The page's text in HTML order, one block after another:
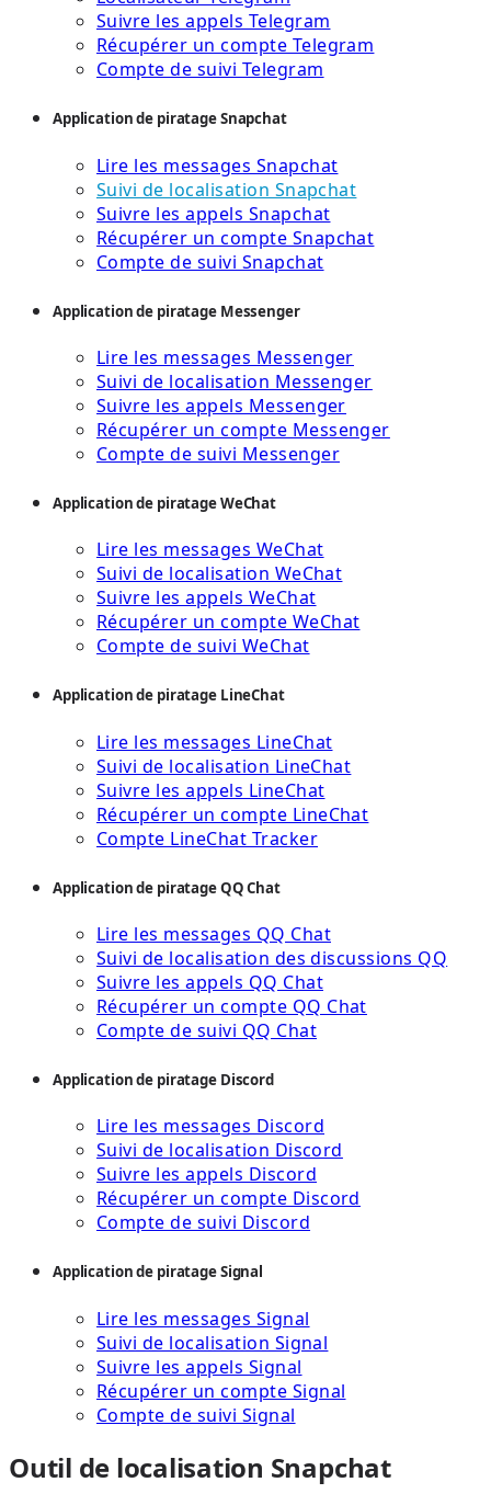
Suivre les appels Telegram
Récupérer un compte Telegram
Compte de suivi Telegram
Application de piratage Snapchat
Lire les messages Snapchat
Suivi de localisation Snapchat
Suivre les appels Snapchat
Récupérer un compte Snapchat
Compte de suivi Snapchat
Application de piratage Messenger
Lire les messages Messenger
Suivi de localisation Messenger
Suivre les appels Messenger
Récupérer un compte Messenger
Compte de suivi Messenger
Application de piratage WeChat
Lire les messages WeChat
Suivi de localisation WeChat
Suivre les appels WeChat
Récupérer un compte WeChat
Compte de suivi WeChat
Application de piratage LineChat
Lire les messages LineChat
Suivi de localisation LineChat
Suivre les appels LineChat
Récupérer un compte LineChat
Compte LineChat Tracker
Application de piratage QQ Chat
Lire les messages QQ Chat
Suivi de localisation des discussions QQ
Suivre les appels QQ Chat
Récupérer un compte QQ Chat
Compte de suivi QQ Chat
Application de piratage Discord
Lire les messages Discord
Suivi de localisation Discord
Suivre les appels Discord
Récupérer un compte Discord
Compte de suivi Discord
Application de piratage Signal
Lire les messages Signal
Suivi de localisation Signal
Suivre les appels Signal
Récupérer un compte Signal
Compte de suivi Signal
Outil de localisation Snapchat